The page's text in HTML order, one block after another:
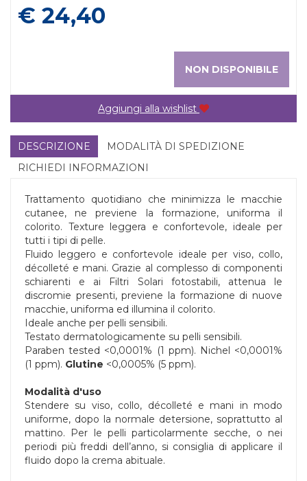
Prezzo
€ 24,40
NON DISPONIBILE
Aggiungi alla wishlist
DESCRIZIONE
MODALITÀ DI SPEDIZIONE
RICHIEDI INFORMAZIONI
Trattamento quotidiano che minimizza le macchie
cutanee, ne previene la formazione, uniforma il
colorito. Texture leggera e confortevole, ideale per
tutti i tipi di pelle.
Fluido leggero e confortevole ideale per viso, collo,
décolleté e mani. Grazie al complesso di componenti
schiarenti e ai Filtri Solari fotostabili, attenua le
discromie presenti, previene la formazione di nuove
macchie, uniforma ed illumina il colorito.
Ideale anche per pelli sensibili.
Testato dermatologicamente su pelli sensibili.
Paraben tested <0,0001% (1 ppm). Nichel <0,0001%
(1 ppm). Glutine <0,0005% (5 ppm).
Modalità d'uso
Stendere su viso, collo, décolleté e mani in modo
uniforme, dopo la normale detersione, soprattutto al
mattino. Per le pelli particolarmente secche, o nei
periodi più freddi dell’anno, si consiglia di applicare il
fluido dopo la crema abituale.